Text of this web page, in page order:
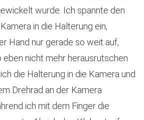
wurde. Ich spannte den
in die Halterung ein,
Hand nur gerade so weit auf,
eben nicht mehr herausrutschen
die Halterung in die Kamera und
Drehrad an der Kamera
ich mit dem Finger die